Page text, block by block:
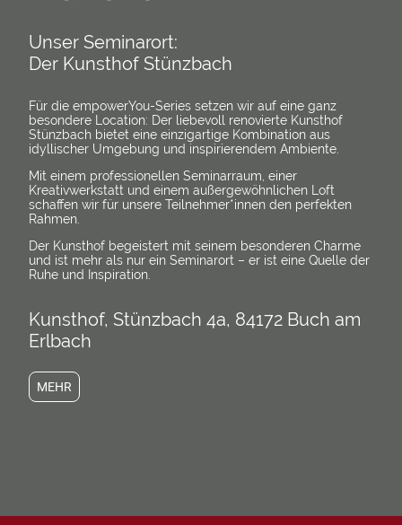
Unser Seminarort:
Der Kunsthof Stünzbach
Für die empowerYou-Series setzen wir auf eine ganz
besondere Location: Der liebevoll renovierte Kunsthof
Stünzbach bietet eine einzigartige Kombination aus
idyllischer Umgebung und inspirierendem Ambiente.
Mit einem professionellen Seminarraum, einer
Kreativwerkstatt und einem außergewöhnlichen Loft
schaffen wir für unsere Teilnehmer*innen den perfekten
Rahmen.
Der Kunsthof begeistert mit seinem besonderen Charme
und ist mehr als nur ein Seminarort – er ist eine Quelle der
Ruhe und Inspiration.
Kunsthof, Stünzbach 4a, 84172 Buch am
Erlbach
MEHR